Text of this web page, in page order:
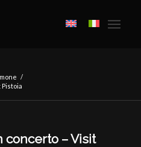
/
concerto – Visit